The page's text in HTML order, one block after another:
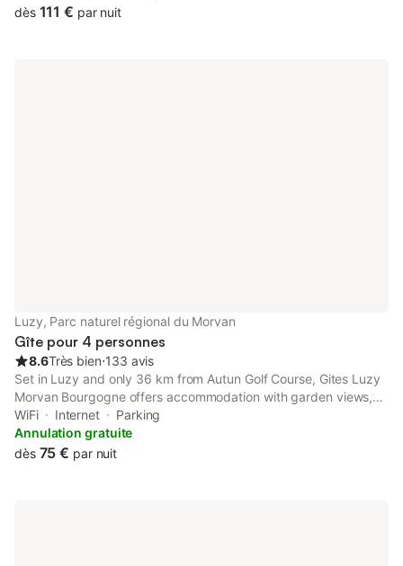
features a garden and barbecue facilities.
dès 111 € par nuit
Luzy, Parc naturel régional du Morvan
Gîte pour 4 personnes
8.6Très bien⋅133 avis
Set in Luzy and only 36 km from Autun Golf Course, Gites Luzy
Morvan Bourgogne offers accommodation with garden views,
free WiFi and free private parking. Featuring full-day security,
this property also provides guests with a terrace.
WiFi Internet
Parking
Annulation gratuite
dès 75 € par nuit